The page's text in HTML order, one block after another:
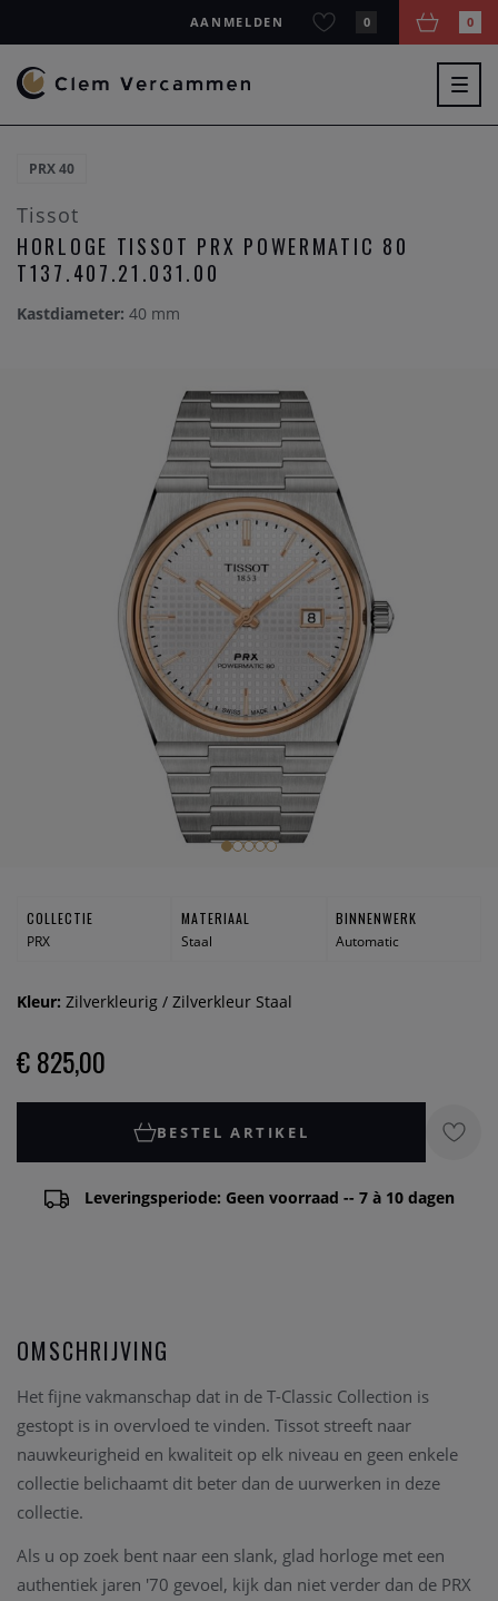
AANMELDEN 0 0
PRX 40
Tissot
HORLOGE TISSOT PRX POWERMATIC 80
T137.407.21.031.00
Kastdiameter: 40 mm
COLLECTIE
PRX
MATERIAAL
Staal
BINNENWERK
Automatic
Kleur: Zilverkleurig / Zilverkleur Staal
€ 825,00
BESTEL ARTIKEL
Leveringsperiode: Geen voorraad -- 7 à 10 dagen
OMSCHRIJVING
Het fijne vakmanschap dat in de T-Classic Collection is
gestopt is in overvloed te vinden. Tissot streeft naar
nauwkeurigheid en kwaliteit op elk niveau en geen enkele
collectie belichaamt dit beter dan de uurwerken in deze
collectie.
Als u op zoek bent naar een slank, glad horloge met een
authentiek jaren '70 gevoel, kijk dan niet verder dan de PRX